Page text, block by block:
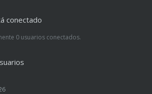
conectado
0 usuarios conectados.